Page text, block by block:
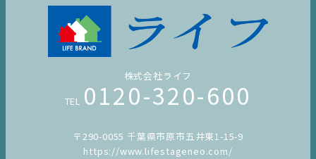
株式会社ライフ
TEL 0120-320-600
〒290-0055 千葉県市原市五井東1-15-9
https://www.lifestageneo.com/